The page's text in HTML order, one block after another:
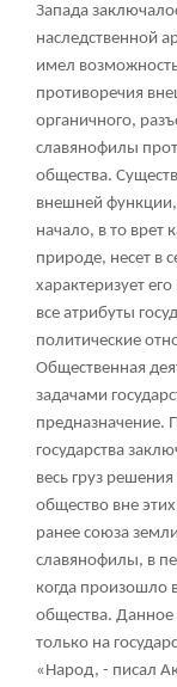
Запада
наследственной
имел
противоречия
органичного,
славянофилы
общества.
внешней функции,
начало, в то врет
природе, несет в
характеризует
все атрибуты
политические
Общественная
задачами
предназначение.
государства
весь груз
общество вне
ранее союза
славянофилы, в
когда произошло
общества. Данное
только на
«Народ, - писал